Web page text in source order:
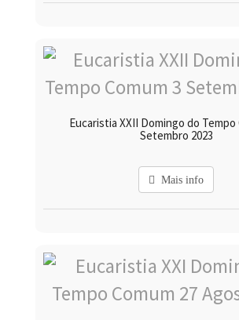
Eucaristia XXII Domingo do Tempo
Setembro 2023
Mais info